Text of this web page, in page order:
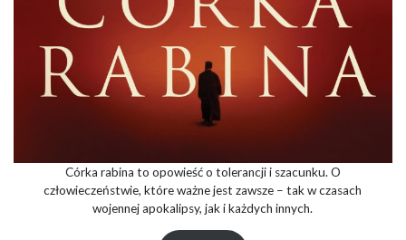
Córka rabina to opowieść o tolerancji i szacunku. O
człowieczeństwie, które ważne jest zawsze – tak w czasach
wojennej apokalipsy, jak i każdych innych.